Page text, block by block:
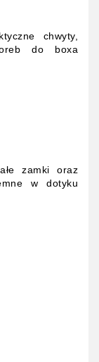
chwyty,
do boxa
zamki oraz
w dotyku